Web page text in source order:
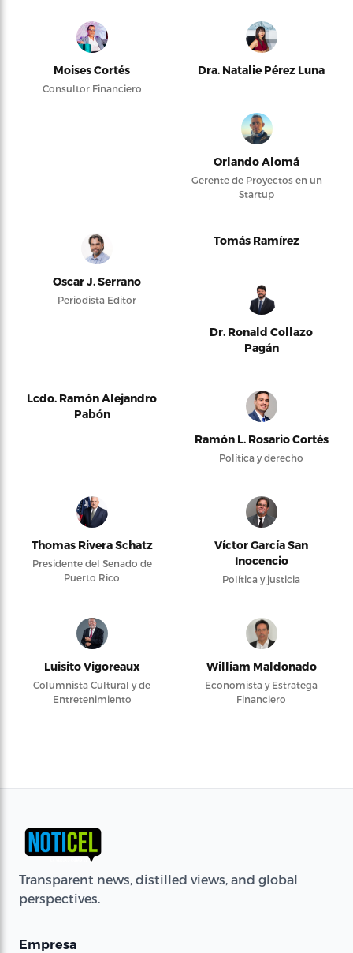
Moises Cortés
Consultor Financiero
Dra. Natalie Pérez Luna
Orlando Alomá
Gerente de Proyectos en un
Startup
Oscar J. Serrano
Periodista Editor
Tomás Ramírez
Dr. Ronald Collazo
Pagán
Lcdo. Ramón Alejandro
Pabón
Ramón L. Rosario Cortés
Política y derecho
Thomas Rivera Schatz
Presidente del Senado de
Puerto Rico
Víctor García San
Inocencio
Política y justicia
Luisito Vigoreaux
Columnista Cultural y de
Entretenimiento
William Maldonado
Economista y Estratega
Financiero
Transparent news, distilled views, and global
perspectives.
Empresa